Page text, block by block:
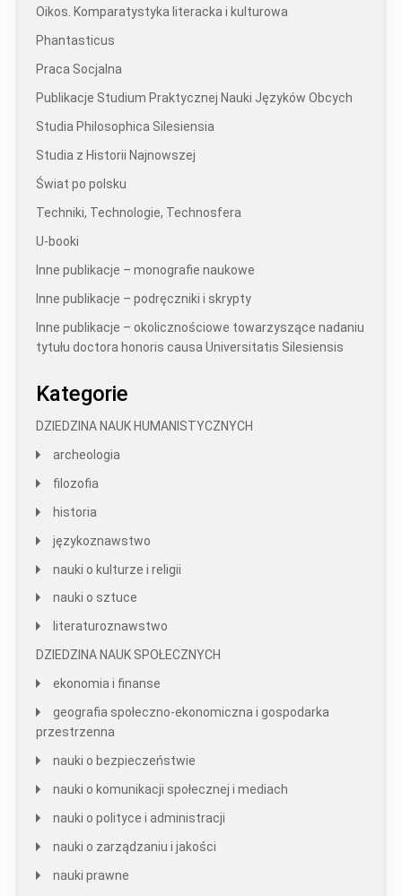
Oikos. Komparatystyka literacka i kulturowa
Phantasticus
Praca Socjalna
Publikacje Studium Praktycznej Nauki Języków Obcych
Studia Philosophica Silesiensia
Studia z Historii Najnowszej
Świat po polsku
Techniki, Technologie, Technosfera
U-booki
Inne publikacje – monografie naukowe
Inne publikacje – podręczniki i skrypty
Inne publikacje – okolicznościowe towarzyszące nadaniu
tytułu doctora honoris causa Universitatis Silesiensis
Kategorie
DZIEDZINA NAUK HUMANISTYCZNYCH
archeologia
filozofia
historia
językoznawstwo
nauki o kulturze i religii
nauki o sztuce
literaturoznawstwo
DZIEDZINA NAUK SPOŁECZNYCH
ekonomia i finanse
geografia społeczno-ekonomiczna i gospodarka
przestrzenna
nauki o bezpieczeństwie
nauki o komunikacji społecznej i mediach
nauki o polityce i administracji
nauki o zarządzaniu i jakości
nauki prawne